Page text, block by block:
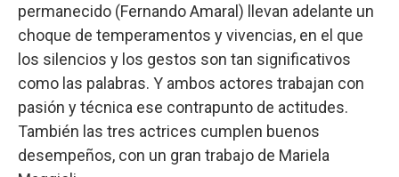
permanecido (Fernando Amaral) llevan adelante un
choque de temperamentos y vivencias, en el que
los silencios y los gestos son tan significativos
como las palabras. Y ambos actores trabajan con
pasión y técnica ese contrapunto de actitudes.
También las tres actrices cumplen buenos
desempeños, con un gran trabajo de Mariela